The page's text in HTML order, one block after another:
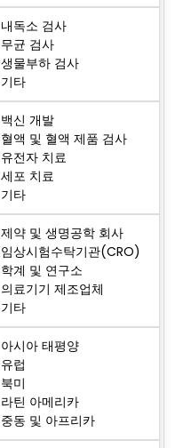
내독소 검사
무균 검사
생물부하 검사
기타
백신 개발
혈액 및 혈액 제품 검사
유전자 치료
세포 치료
기타
제약 및 생명공학 회사
임상시험수탁기관(CRO)
학계 및 연구소
의료기기 제조업체
기타
아시아 태평양
유럽
북미
라틴 아메리카
중동 및 아프리카